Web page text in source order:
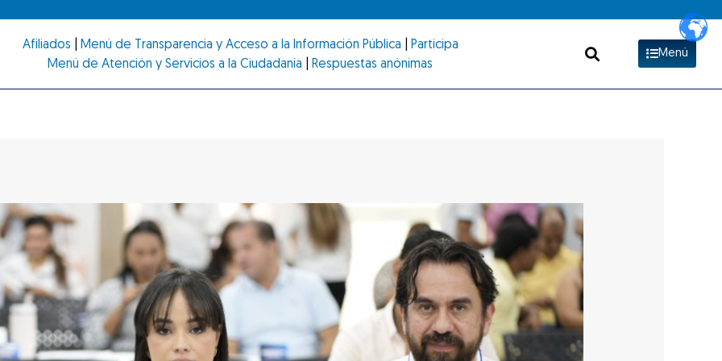
Afiliados Menú de Transparencia y Acceso a la Información Pública
Participa
Menú de Atención y Servicios a la Ciudadanía
Respuestas anónimas
Menú